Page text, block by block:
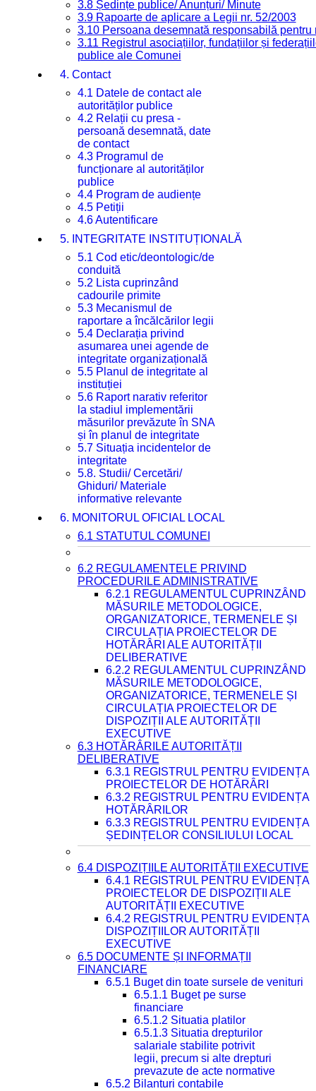
3.8 Ședințe publice/ Anunțuri/ Minute
3.9 Rapoarte de aplicare a Legii nr. 52/2003
3.10 Persoana desemnată responsabilă
3.11 Registrul asociațiilor, fundațiilor și
publice ale Comunei
4. Contact
4.1 Datele de contact ale
autorităților publice
4.2 Relații cu presa -
persoană desemnată, date
de contact
4.3 Programul de
funcționare al autorităților
publice
4.4 Program de audiențe
4.5 Petiții
4.6 Autentificare
5. INTEGRITATE INSTITUȚIONALĂ
5.1 Cod etic/deontologic/de
conduită
5.2 Lista cuprinzând
cadourile primite
5.3 Mecanismul de
raportare a încălcărilor legii
5.4 Declarația privind
asumarea unei agende de
integritate organizațională
5.5 Planul de integritate al
instituției
5.6 Raport narativ referitor
la stadiul implementării
măsurilor prevăzute în SNA
și în planul de integritate
5.7 Situația incidentelor de
integritate
5.8. Studii/ Cercetări/
Ghiduri/ Materiale
informative relevante
6. MONITORUL OFICIAL LOCAL
6.1 STATUTUL COMUNEI
6.2 REGULAMENTELE PRIVIND
PROCEDURILE ADMINISTRATIVE
6.2.1 REGULAMENTUL CUPRINZÂND
MĂSURILE METODOLOGICE,
ORGANIZATORICE, TERMENELE ȘI
CIRCULAȚIA PROIECTELOR DE
HOTĂRÂRI ALE AUTORITĂȚII
DELIBERATIVE
6.2.2 REGULAMENTUL CUPRINZÂND
MĂSURILE METODOLOGICE,
ORGANIZATORICE, TERMENELE ȘI
CIRCULAȚIA PROIECTELOR DE
DISPOZIȚII ALE AUTORITĂȚII
EXECUTIVE
6.3 HOTĂRÂRILE AUTORITĂȚII
DELIBERATIVE
6.3.1 REGISTRUL PENTRU EVIDENȚA
PROIECTELOR DE HOTĂRÂRI
6.3.2 REGISTRUL PENTRU EVIDENȚA
HOTĂRÂRILOR
6.3.3 REGISTRUL PENTRU EVIDENȚA
ȘEDINȚELOR CONSILIULUI LOCAL
6.4 DISPOZIȚIILE AUTORITĂȚII EXECUTIVE
6.4.1 REGISTRUL PENTRU EVIDENȚA
PROIECTELOR DE DISPOZIȚII ALE
AUTORITĂȚII EXECUTIVE
6.4.2 REGISTRUL PENTRU EVIDENȚA
DISPOZIȚIILOR AUTORITĂȚII
EXECUTIVE
6.5 DOCUMENTE ȘI INFORMAȚII
FINANCIARE
6.5.1 Buget din toate sursele de venituri
6.5.1.1 Buget pe surse
financiare
6.5.1.2 Situatia platilor
6.5.1.3 Situatia drepturilor
salariale stabilite potrivit
legii, precum si alte drepturi
prevazute de acte normative
6.5.2 Bilanturi contabile